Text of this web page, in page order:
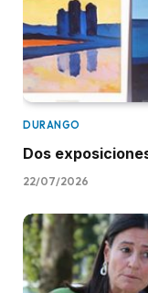
DURANGO
Dos
22/07/2026